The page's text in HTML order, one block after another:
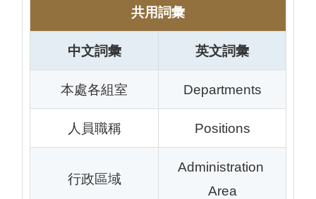
共用詞彙
中文詞彙 英文詞彙
本處各組室 Departments
人員職稱 Positions
行政區域
Administration
Area